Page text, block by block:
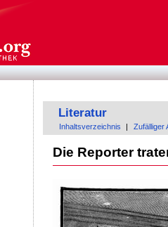
Literatur
Inhaltsverzeichnis Zufälliger
Die Reporter